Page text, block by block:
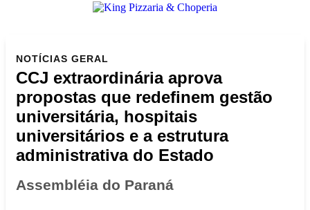
NOTÍCIAS GERAL
CCJ extraordinária aprova
propostas que redefinem gestão
universitária, hospitais
universitários e a estrutura
administrativa do Estado
Assembléia do Paraná